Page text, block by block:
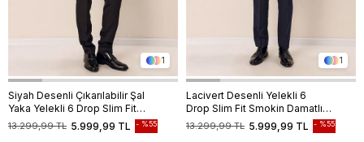
1
Siyah Desenli Çıkarılabilir Şal
Yaka Yelekli 6 Drop Slim Fit
Smokin Damatlık Takım
1001230210
5.999,99 TL
13.299,99 TL %55
1
Lacivert Desenli Yelekli 6
Drop Slim Fit Smokin Damatlık
Takım 10012302045.999,99 TL
13.299,99 TL %55